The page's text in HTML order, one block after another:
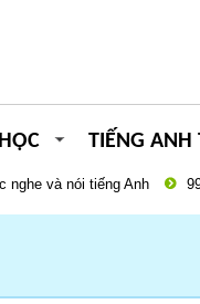
TIẾNG ANH
nghe và nói tiếng Anh